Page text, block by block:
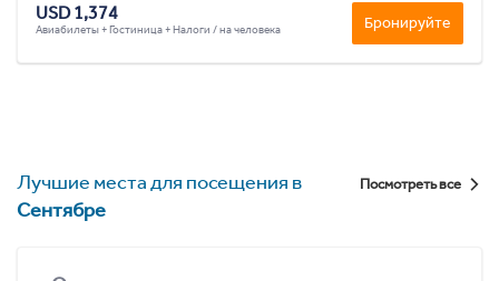
USD 1,374
Авиабилеты + Гостиница + Налоги / на человека Бронируйте
Лучшие места для посещения в
Сентябре
Посмотреть все